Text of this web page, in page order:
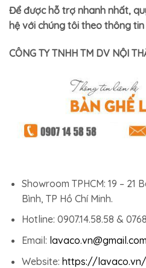
Để được hỗ trợ nhanh nhất,
hệ với chúng tôi theo thông
CÔNG TY TNHH TM DV NỘI
Showroom TPHCM: 19 – 21
Bình, TP Hồ Chí Minh.
Hotline: 0907.14.58.58 &
Email: lavaco.vn@gmail.com
Website: https://lavaco.vn/